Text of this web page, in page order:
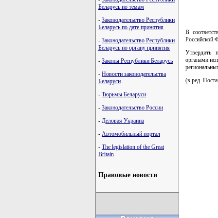
Беларусь по темам
- Законодательство Республики
Беларусь по дате принятия
- Законодательство Республики
Беларусь по органу принятия
- Законы Республики Беларусь
- Новости законодательства
Беларуси
- Тюрьмы Беларуси
- Законодательство России
- Деловая Украина
- Автомобильный портал
- The legislation of the Great
Britain
Правовые новости
В
Российской
Утвердить
органами
(в ред.